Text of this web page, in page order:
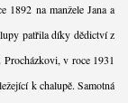
1892 na manžele Jana a
patřila díky dědictví z
v roce 1931
k chalupě. Samotná